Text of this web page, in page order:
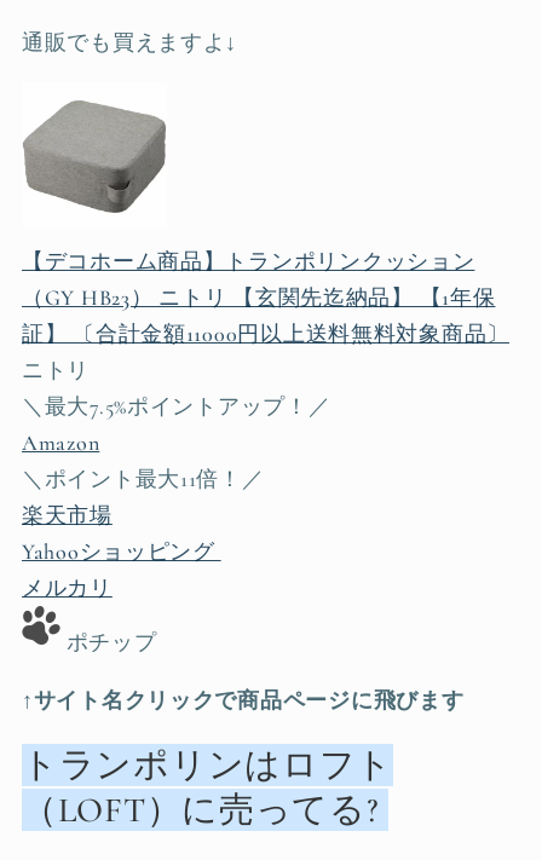
通販でも買えますよ↓
【デコホーム商品】トランポリンクッション
（GY HB23） ニトリ 【玄関先迄納品】 【1年保
証】 〔合計金額11000円以上送料無料対象商品〕
ニトリ
＼最大7.5%ポイントアップ！／
Amazon
＼ポイント最大11倍！／
楽天市場
Yahooショッピング
メルカリ
ポチップ
↑サイト名クリックで商品ページに飛びます
トランポリンはロフト
（LOFT）に売ってる?